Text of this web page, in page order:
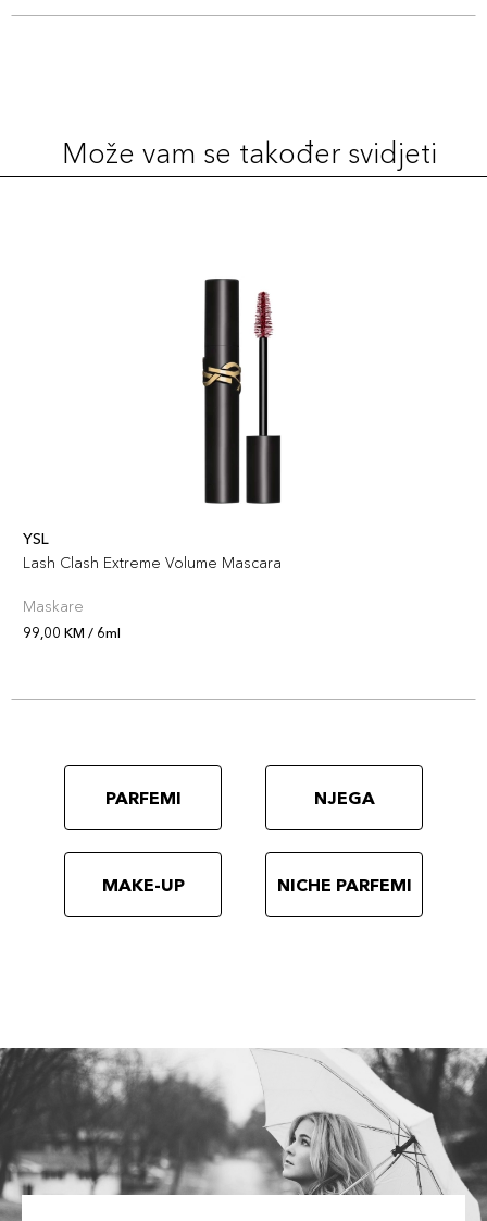
Može vam se također svidjeti
YSL
Lash Clash Extreme Volume Mascara
Maskare
99,00 KM / 6ml
PARFEMI NJEGA
MAKE-UP NICHE PARFEMI